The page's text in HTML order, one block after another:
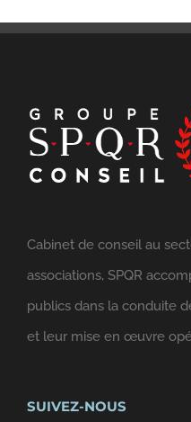
Cabinet de conseil au
associations, SPQR
publics dans la conduite
et leur mise en œuvre
SUIVEZ-NOUS